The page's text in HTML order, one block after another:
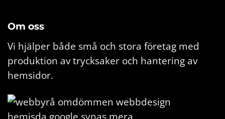
Om oss
Vi hjälper både små och stora företag med
produktion av trycksaker och hantering av
hemsidor.